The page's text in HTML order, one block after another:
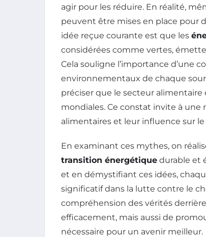
agir pour les réduire. En réalité,
peuvent être mises en place pour
idée reçue courante est que les
considérées comme vertes,
Cela souligne l’importance d’une
environnementaux de chaque
préciser que le secteur
mondiales. Ce constat invite à
alimentaires et leur influence sur
En examinant ces mythes, on
transition énergétique durable et
et en démystifiant ces idées,
significatif dans la lutte contre le
compréhension des vérités
efficacement, mais aussi de
nécessaire pour un avenir meilleur.